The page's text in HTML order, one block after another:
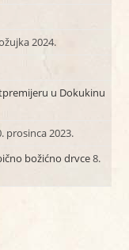
2024.
u Dokukinu
prosinca 2023.
božićno drvce8.